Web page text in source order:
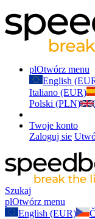
plOtwórz menu
English
Italiano (EUR)
Polski (PLN)
Twoje konto
Zaloguj sie
Szukaj
plOtwórz menu
English (EUR)